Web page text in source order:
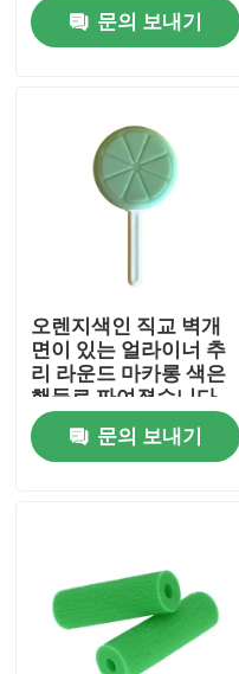
우리에 대하여
공장 여행
연락주세요
인용문을 요구하세요
치아 리테이너 박스
치아 틀니 박스
문의 보내기
오렌지색인 직교 벽개
면이 있는 얼라이너 추
리 라운드 마카롱 색은
핸들로 짜여졌습니다
문의 보내기